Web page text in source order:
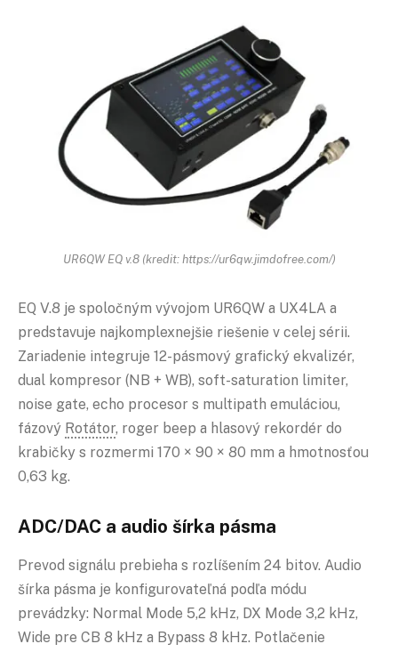
UR6QW EQ v.8 (kredit: https://ur6qw.jimdofree.com/)
EQ V.8 je spoločným vývojom UR6QW a UX4LA a
predstavuje najkomplexnejšie riešenie v celej sérii.
Zariadenie integruje 12-pásmový grafický ekvalizér,
dual kompresor (NB + WB), soft-saturation limiter,
noise gate, echo procesor s multipath emuláciou,
fázový Rotátor, roger beep a hlasový rekordér do
krabičky s rozmermi 170 × 90 × 80 mm a hmotnosťou
0,63 kg.
ADC/DAC a audio šírka pásma
Prevod signálu prebieha s rozlíšením 24 bitov. Audio
šírka pásma je konfigurovateľná podľa módu
prevádzky: Normal Mode 5,2 kHz, DX Mode 3,2 kHz,
Wide pre CB 8 kHz a Bypass 8 kHz. Potlačenie